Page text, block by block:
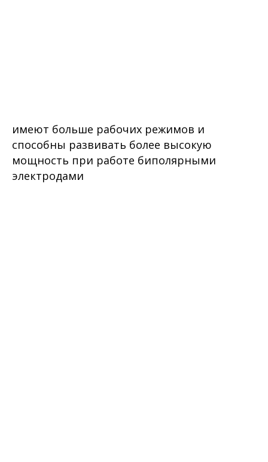
имеют больше рабочих режимов и
способны развивать более высокую
мощность при работе биполярными
электродами